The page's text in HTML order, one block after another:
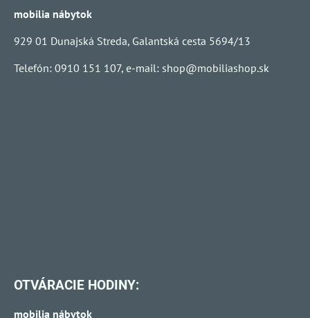
mobilia nábytok
929 01 Dunajská Streda, Galantská cesta 5694/13
Telefón: 0910 151 107, e-mail: shop@mobiliashop.sk
OTVÁRACIE HODINY:
mobilia nábytok